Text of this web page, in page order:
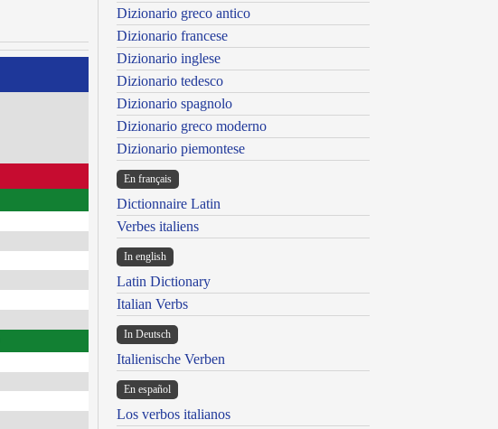
Dizionario greco antico
Dizionario francese
Dizionario inglese
Dizionario tedesco
Dizionario spagnolo
Dizionario greco moderno
Dizionario piemontese
En français
Dictionnaire Latin
Verbes italiens
In english
Latin Dictionary
Italian Verbs
In Deutsch
Italienische Verben
En español
Los verbos italianos